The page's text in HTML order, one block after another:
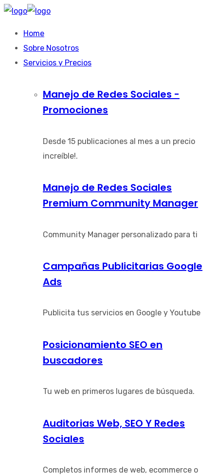
Home
Sobre Nosotros
Servicios y Precios
Manejo de Redes Sociales -
Promociones
Desde 15 publicaciones al mes a un precio
increíble!.
Manejo de Redes Sociales
Premium Community Manager
Community Manager personalizado para ti
Campañas Publicitarias Google
Ads
Publicita tus servicios en Google y Youtube
Posicionamiento SEO en
buscadores
Tu web en primeros lugares de búsqueda.
Auditorias Web, SEO Y Redes
Sociales
Completos informes de web, ecommerce o